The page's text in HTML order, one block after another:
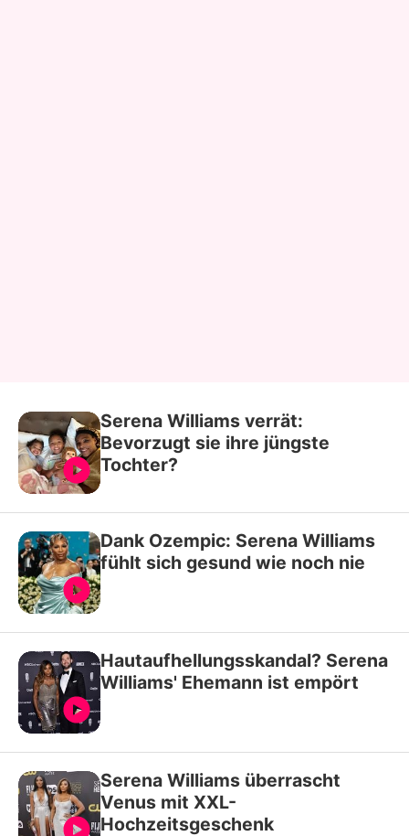
Serena Williams verrät:
Bevorzugt sie ihre jüngste
Tochter?
Dank Ozempic: Serena Williams
fühlt sich gesund wie noch nie
Hautaufhellungsskandal? Serena
Williams' Ehemann ist empört
Serena Williams überrascht
Venus mit XXL-
Hochzeitsgeschenk